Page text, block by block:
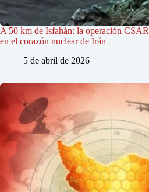
A 50 km de Isfahán: la operación
en el corazón nuclear de Irán
5 de abril de 2026